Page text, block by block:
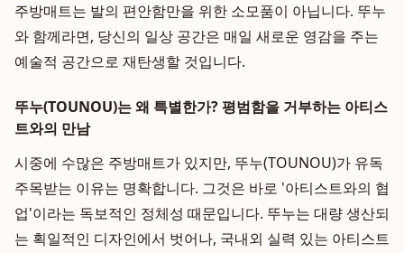
주방매트는 발의 편안함만을 위한 소모품이 아닙니다. 뚜누
와 함께라면, 당신의 일상 공간은 매일 새로운 영감을 주는
예술적 공간으로 재탄생할 것입니다.
뚜누(TOUNOU)는 왜 특별한가? 평범함을 거부하는 아티스
트와의 만남
시중에 수많은 주방매트가 있지만, 뚜누(TOUNOU)가 유독
주목받는 이유는 명확합니다. 그것은 바로 '아티스트와의 협
업'이라는 독보적인 정체성 때문입니다. 뚜누는 대량 생산되
는 획일적인 디자인에서 벗어나, 국내외 실력 있는 아티스트